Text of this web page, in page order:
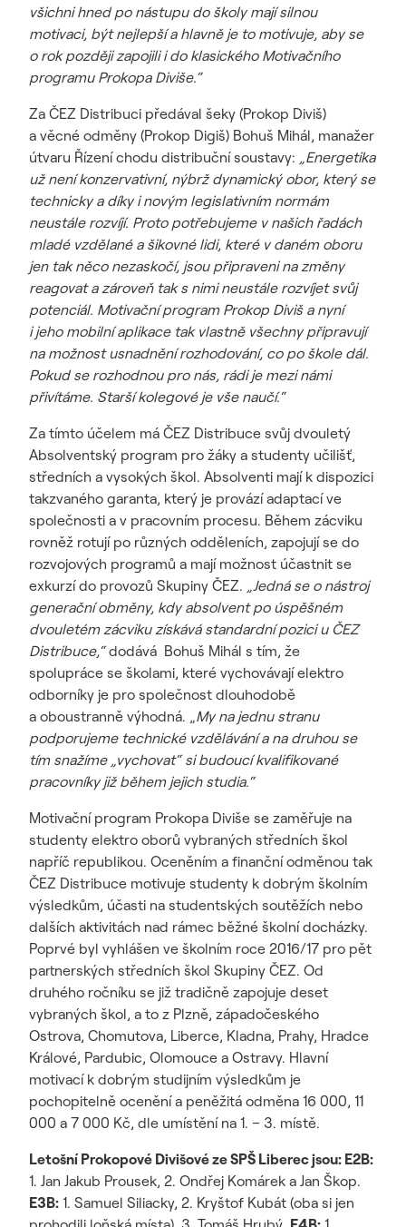
všichni hned po nástupu do školy mají silnou
motivaci, být nejlepší a hlavně je to motivuje, aby se
o rok později zapojili i do klasického Motivačního
programu Prokopa Diviše.“
Za ČEZ Distribuci předával šeky (Prokop Diviš)
a věcné odměny (Prokop Digiš) Bohuš Mihál, manažer
útvaru Řízení chodu distribuční soustavy: „Energetika
už není konzervativní, nýbrž dynamický obor, který se
technicky a díky i novým legislativním normám
neustále rozvíjí. Proto potřebujeme v našich řadách
mladé vzdělané a šikovné lidi, které v daném oboru
jen tak něco nezaskočí, jsou připraveni na změny
reagovat a zároveň tak s nimi neustále rozvíjet svůj
potenciál. Motivační program Prokop Diviš a nyní
i jeho mobilní aplikace tak vlastně všechny připravují
na možnost usnadnění rozhodování, co po škole dál.
Pokud se rozhodnou pro nás, rádi je mezi námi
přivítáme. Starší kolegové je vše naučí.“
Za tímto účelem má ČEZ Distribuce svůj dvouletý
Absolventský program pro žáky a studenty učilišť,
středních a vysokých škol. Absolventi mají k dispozici
takzvaného garanta, který je provází adaptací ve
společnosti a v pracovním procesu. Během zácviku
rovněž rotují po různých odděleních, zapojují se do
rozvojových programů a mají možnost účastnit se
exkurzí do provozů Skupiny ČEZ. „Jedná se o nástroj
generační obměny, kdy absolvent po úspěšném
dvouletém zácviku získává standardní pozici u ČEZ
Distribuce,“dodává Bohuš Mihál s tím, že
spolupráce se školami, které vychovávají elektro
odborníky je pro společnost dlouhodobě
a oboustranně výhodná. „My na jednu stranu
podporujeme technické vzdělávání a na druhou se
tím snažíme „vychovat“ si budoucí kvalifikované
pracovníky již během jejich studia.“
Motivační program Prokopa Diviše se zaměřuje na
studenty elektro oborů vybraných středních škol
napříč republikou. Oceněním a finanční odměnou tak
ČEZ Distribuce motivuje studenty k dobrým školním
výsledkům, účasti na studentských soutěžích nebo
dalších aktivitách nad rámec běžné školní docházky.
Poprvé byl vyhlášen ve školním roce 2016/17 pro pět
partnerských středních škol Skupiny ČEZ. Od
druhého ročníku se již tradičně zapojuje deset
vybraných škol, a to z Plzně, západočeského
Ostrova, Chomutova, Liberce, Kladna, Prahy, Hradce
Králové, Pardubic, Olomouce a Ostravy. Hlavní
motivací k dobrým studijním výsledkům je
pochopitelně ocenění a peněžitá odměna 16 000, 11
000 a 7 000 Kč, dle umístění na 1. – 3. místě.
Letošní Prokopové Divišové ze SPŠ Liberec jsou: E2B:
1. Jan Jakub Prousek, 2. Ondřej Komárek a Jan Škop.
E3B: 1. Samuel Siliacky, 2. Kryštof Kubát (oba si jen